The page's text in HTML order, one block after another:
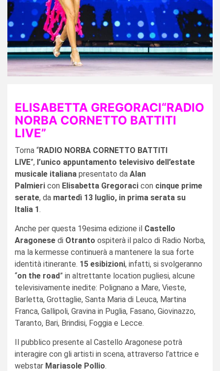
ELISABETTA GREGORACI“RADIO
NORBA CORNETTO BATTITI
LIVE”
Torna “RADIO NORBA CORNETTO BATTITI
LIVE”, l’unico appuntamento televisivo dell’estate
musicale italiana presentato da Alan
Palmieri con Elisabetta Gregoraci con cinque prime
serate, da martedì 13 luglio, in prima serata su
Italia 1.
Anche per questa 19esima edizione il Castello
Aragonese di Otranto ospiterà il palco di Radio Norba,
ma la kermesse continuerà a mantenere la sua forte
identità itinerante. 15 esibizioni, infatti, si svolgeranno
“on the road” in altrettante location pugliesi, alcune
televisivamente inedite: Polignano a Mare, Vieste,
Barletta, Grottaglie, Santa Maria di Leuca, Martina
Franca, Gallipoli, Gravina in Puglia, Fasano, Giovinazzo,
Taranto, Bari, Brindisi, Foggia e Lecce.
Il pubblico presente al Castello Aragonese potrà
interagire con gli artisti in scena, attraverso l’attrice e
webstar Mariasole Pollio.